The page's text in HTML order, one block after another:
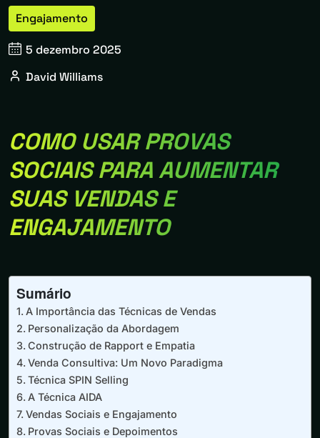
Engajamento
5 dezembro 2025
David Williams
COMO USAR PROVAS
SOCIAIS PARA AUMENTAR
SUAS VENDAS E
ENGAJAMENTO
Sumário
A Importância das Técnicas de Vendas
Personalização da Abordagem
Construção de Rapport e Empatia
Venda Consultiva: Um Novo Paradigma
Técnica SPIN Selling
A Técnica AIDA
Vendas Sociais e Engajamento
Provas Sociais e Depoimentos